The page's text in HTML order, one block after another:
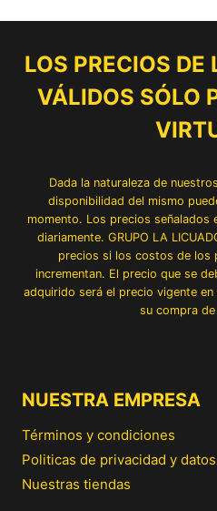
LOS PRECIOS DE
VÁLIDOS SÓLO
Dada la naturaleza de
disponibilidad del mismo
momento. Los precios señalados
diariamente. GRUPO LA
precios si los costos de los
incrementan. El precio que se
adquirido será el precio vigente
su compra
NUESTRA EMPRESA
Términos y condiciones
Politicas de privacidad y datos
Nuestras tiendas